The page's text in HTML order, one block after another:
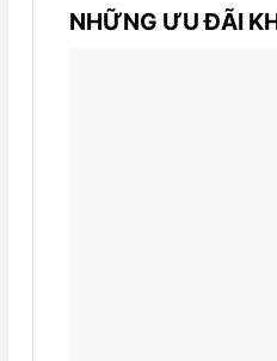
NHỮNG ƯU ĐÃI